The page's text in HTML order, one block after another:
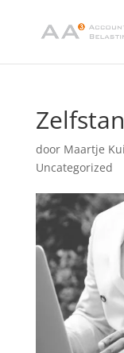
door Maartje
Uncategorized